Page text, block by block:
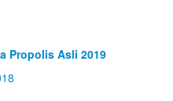
Propolis Asli 2019